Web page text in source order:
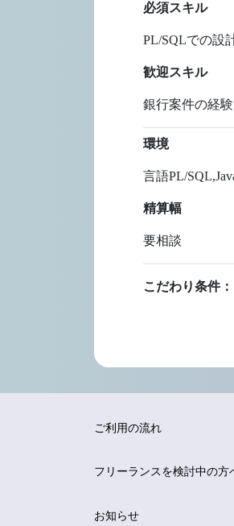
必須スキル
PL/SQLでの設
歓迎スキル
銀行案件の経
環境
言語PL/
精算幅
要相談
こだわり条件：
ご利用の流れ
フリーランスを検討中の方
お知らせ